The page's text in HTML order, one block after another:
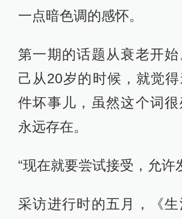
一点暗色调的感怀。
第一期的话题从衰老开始
己从20岁的时候，就觉
件坏事儿，虽然这个词
永远存在。
“现在就要尝试接受，允许
采访进行时的五月，《生